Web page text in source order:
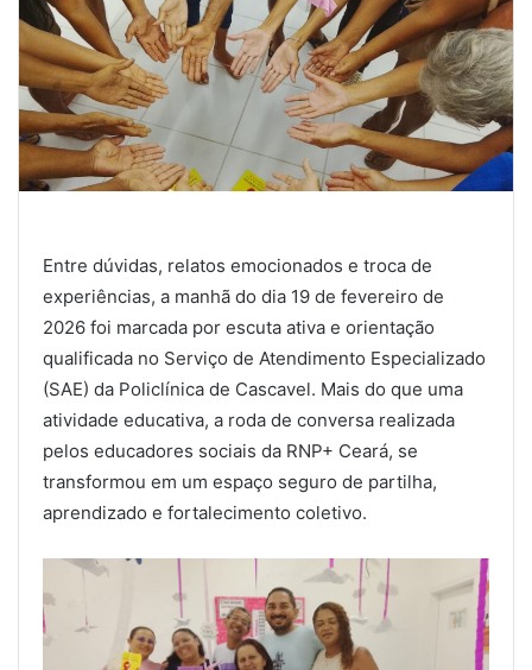
Entre dúvidas, relatos emocionados e troca de
experiências, a manhã do dia 19 de fevereiro de
2026 foi marcada por escuta ativa e orientação
qualificada no Serviço de Atendimento Especializado
(SAE) da Policlínica de Cascavel. Mais do que uma
atividade educativa, a roda de conversa realizada
pelos educadores sociais da RNP+ Ceará, se
transformou em um espaço seguro de partilha,
aprendizado e fortalecimento coletivo.